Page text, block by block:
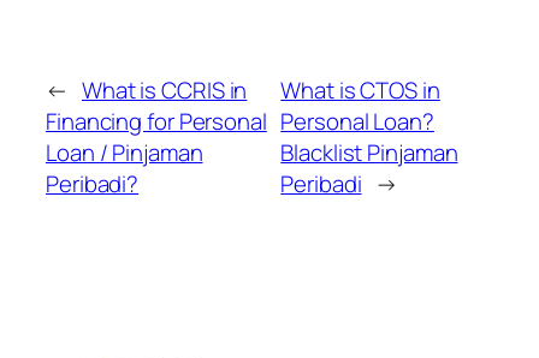
← What is CCRIS in
Financing for Personal
Loan / Pinjaman
Peribadi?
What is CTOS in
Personal Loan?
Blacklist Pinjaman
Peribadi →